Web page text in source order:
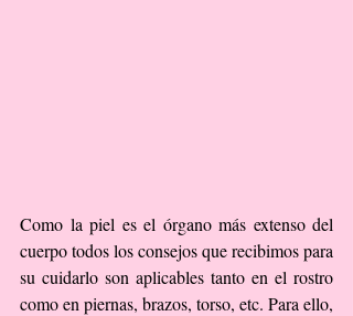
Como la piel es el órgano más extenso del
cuerpo todos los consejos que recibimos para
su cuidarlo son aplicables tanto en el rostro
como en piernas, brazos, torso, etc. Para ello,